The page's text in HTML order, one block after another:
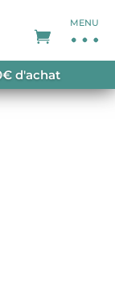
MENU
d'achat